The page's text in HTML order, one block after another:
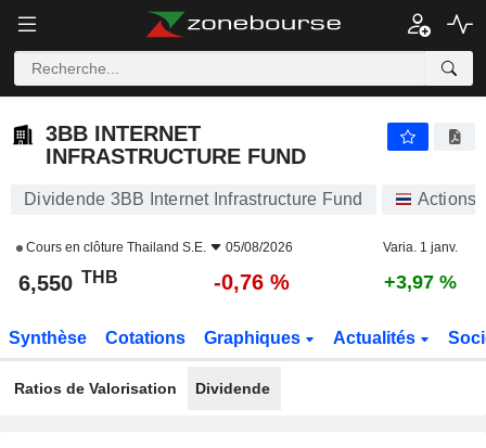
3BB INTERNET
INFRASTRUCTURE FUND
Dividende 3BB Internet Infrastructure Fund Actions
Cours en clôture Thailand S.E. 05/08/2026 Varia. 1 janv.
6,550 THB -0,76 % +3,97 %
Synthèse Cotations Graphiques Actualités
Ratios de Valorisation Dividende